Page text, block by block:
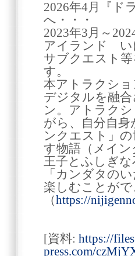
2026年4月『ド
へ・・・
2023年3月～
アイランド い
サブクエスト
す。
本アトラクシ
デジタルを融
ン。アトラク
がら、自分自
ンクエスト」
す物語（メイ
王子とふしぎ
「カンダタの
楽しむことがで
（https://
[資料: https://
press.com/